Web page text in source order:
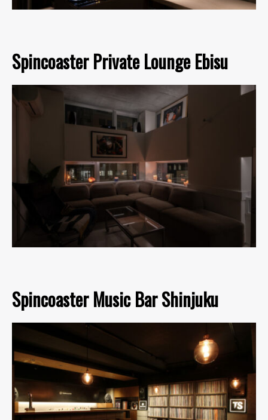
Spincoaster Private Lounge Ebisu
Spincoaster Music Bar Shinjuku